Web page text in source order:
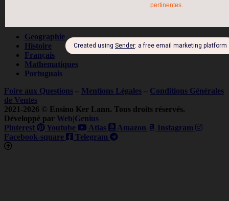
Inscription
Geographie
Histoire
Français
Mathematiques
Portuguais
Foire aux Questions – Mentions Légales – Conditions Générales
de Ventes
2021-2026 © Ensino Ker Lann. Tous droits réservés.
Développé par Web|Genius
Pinterest
Youtube Atlas Amazon
Instagram
Facebook-square
Telegram